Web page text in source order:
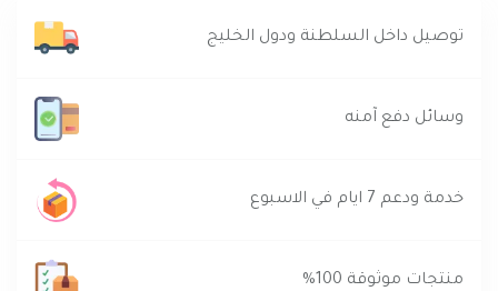
توصيل داخل السلطنة ودول الخليج
وسائل دفع آمنه
خدمة ودعم 7 ايام في الاسبوع
منتجات موثوقة 100%